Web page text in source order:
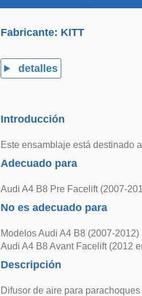
Fabricante: KITT
detalles
Introducción
Este ensamblaje está destinado
Adecuado para
Audi A4 B8 Pre Facelift (2007-
No es adecuado para
Modelos Audi A4 B8 (2007-
Audi A4 B8 Avant Facelift (2012
Descripción
Difusor de aire para